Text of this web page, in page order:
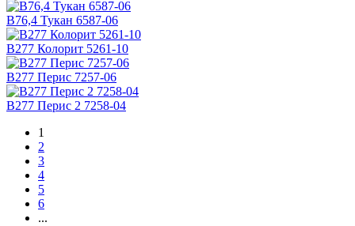
В76,4 Тукан 6587-06
B277 Колорит 5261-10
В277 Перис 7257-06
В277 Перис 2 7258-04
1
2
3
4
5
6
...